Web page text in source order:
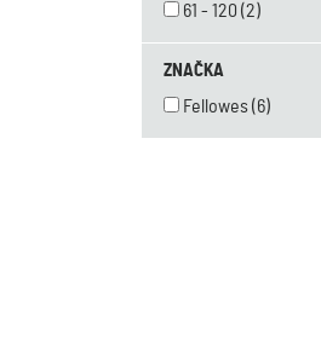
61 - 120 (2)
ZNAČKA
Fellowes(6)